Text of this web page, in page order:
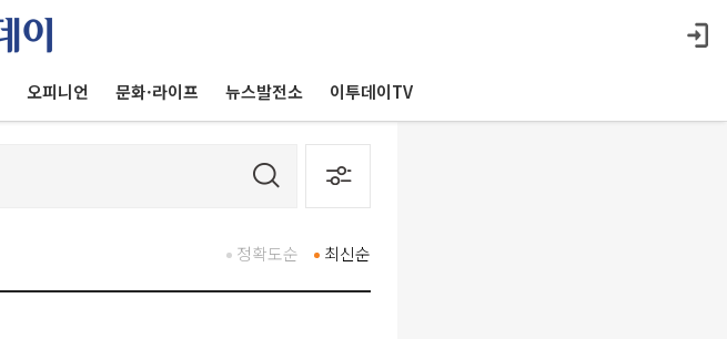
오피니언 문화·라이프 뉴스발전소 이투데이TV
최신순
정확도순